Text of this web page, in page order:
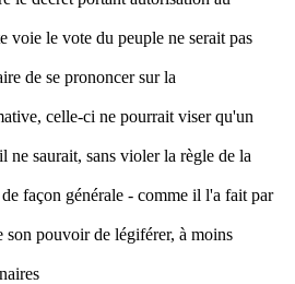
voie le vote du peuple ne serait pas
de se prononcer sur la
celle-ci ne pourrait viser qu'un
ne saurait, sans violer la règle de la
façon générale - comme il l'a fait par
son pouvoir de légiférer, à moins